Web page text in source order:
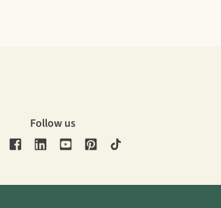
Follow us